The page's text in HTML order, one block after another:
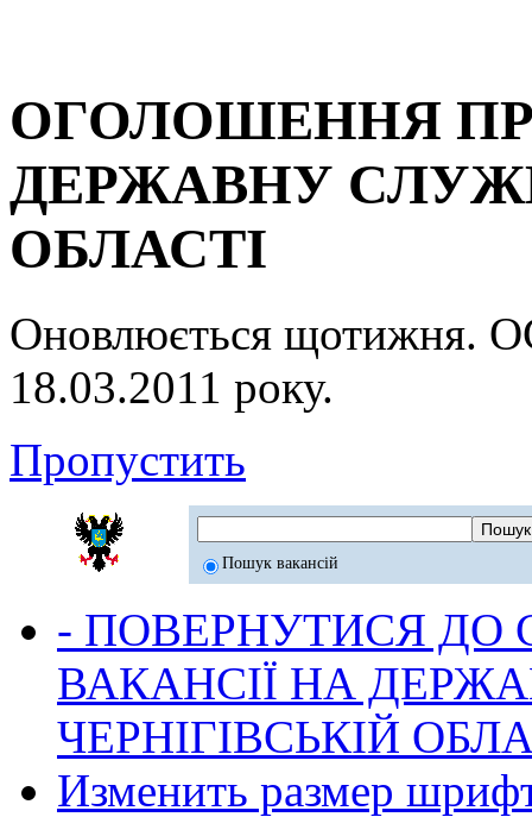
ОГОЛОШЕННЯ
ДЕРЖАВНУ
ОБЛАСТІ
Оновлюється
18.03.2011 року.
Пропустить
Пошук вакансій
- ПОВЕРНУТИСЯ ДО
ВАКАНСІЇ НА
ЧЕРНІГІВСЬКІЙ
Изменить размер